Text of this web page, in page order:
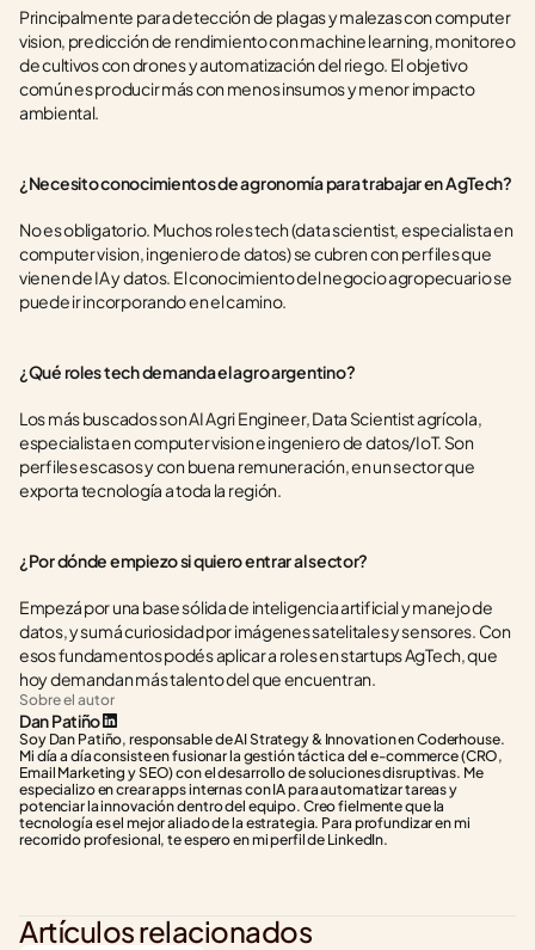
Principalmente para detección de plagas y malezas con computer
vision, predicción de rendimiento con machine learning, monitoreo
de cultivos con drones y automatización del riego. El objetivo
común es producir más con menos insumos y menor impacto
ambiental.
¿Necesito conocimientos de agronomía para trabajar en AgTech?
No es obligatorio. Muchos roles tech (data scientist, especialista en
computer vision, ingeniero de datos) se cubren con perfiles que
vienen de IA y datos. El conocimiento del negocio agropecuario se
puede ir incorporando en el camino.
¿Qué roles tech demanda el agro argentino?
Los más buscados son AI Agri Engineer, Data Scientist agrícola,
especialista en computer vision e ingeniero de datos/IoT. Son
perfiles escasos y con buena remuneración, en un sector que
exporta tecnología a toda la región.
¿Por dónde empiezo si quiero entrar al sector?
Empezá por una base sólida de inteligencia artificial y manejo de
datos, y sumá curiosidad por imágenes satelitales y sensores. Con
esos fundamentos podés aplicar a roles en startups AgTech, que
hoy demandan más talento del que encuentran.
Sobre el autor
Dan Patiño
Soy Dan Patiño, responsable de AI Strategy & Innovation en Coderhouse.
Mi día a día consiste en fusionar la gestión táctica del e-commerce (CRO,
Email Marketing y SEO) con el desarrollo de soluciones disruptivas. Me
especializo en crear apps internas con IA para automatizar tareas y
potenciar la innovación dentro del equipo. Creo fielmente que la
tecnología es el mejor aliado de la estrategia. Para profundizar en mi
recorrido profesional, te espero en mi perfil de LinkedIn.
Artículos relacionados